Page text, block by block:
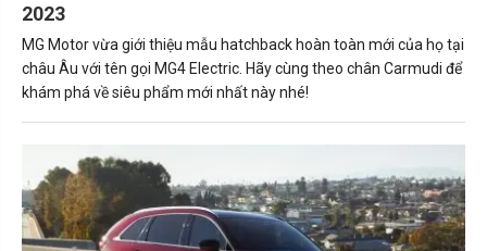
2023
MG Motor vừa giới thiệu mẫu hatchback hoàn toàn mới của họ tại
châu Âu với tên gọi MG4 Electric. Hãy cùng theo chân Carmudi để
khám phá về siêu phẩm mới nhất này nhé!